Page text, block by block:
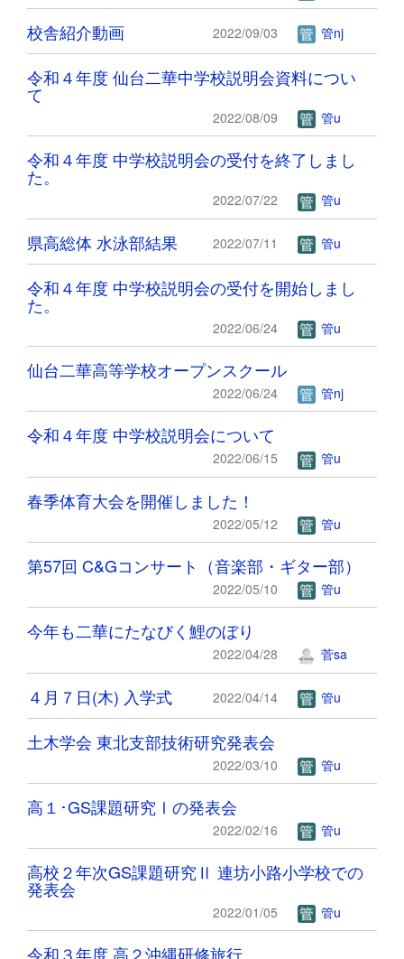
校舎紹介動画 2022/09/03 管nj
令和４年度 仙台二華中学校説明会資料につい
て
2022/08/09 管u
令和４年度 中学校説明会の受付を終了しまし
た。
2022/07/22 管u
県高総体 水泳部結果 2022/07/11 管u
令和４年度 中学校説明会の受付を開始しまし
た。
2022/06/24 管u
仙台二華高等学校オープンスクール
2022/06/24 管nj
令和４年度 中学校説明会について
2022/06/15 管u
春季体育大会を開催しました！
2022/05/12 管u
第57回 C&Gコンサート（音楽部・ギター部）
2022/05/10 管u
今年も二華にたなびく鯉のぼり
2022/04/28 菅sa
４月７日(木) 入学式 2022/04/14 管u
土木学会 東北支部技術研究発表会
2022/03/10 管u
高１･GS課題研究Ⅰの発表会
2022/02/16 管u
高校２年次GS課題研究Ⅱ 連坊小路小学校での
発表会
2022/01/05 管u
令和３年度 高２沖縄研修旅行